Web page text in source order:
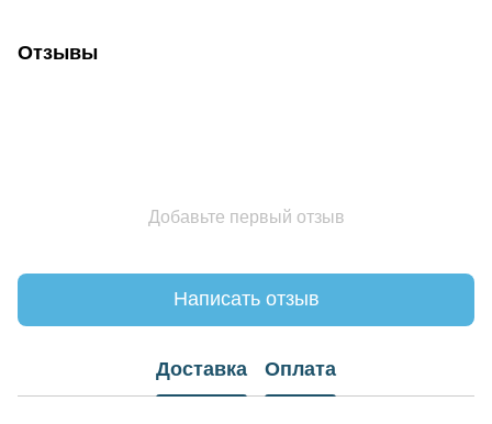
Отзывы
Добавьте первый отзыв
Написать отзыв
Доставка Оплата